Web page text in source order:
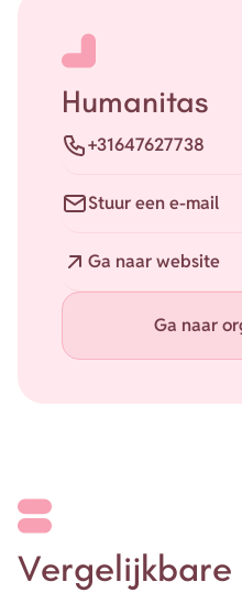
Humanitas
Telefoon
+31647627738
E-mail
Stuur een e-mail
Ga naar website
Ga naar
Vergelijkbare